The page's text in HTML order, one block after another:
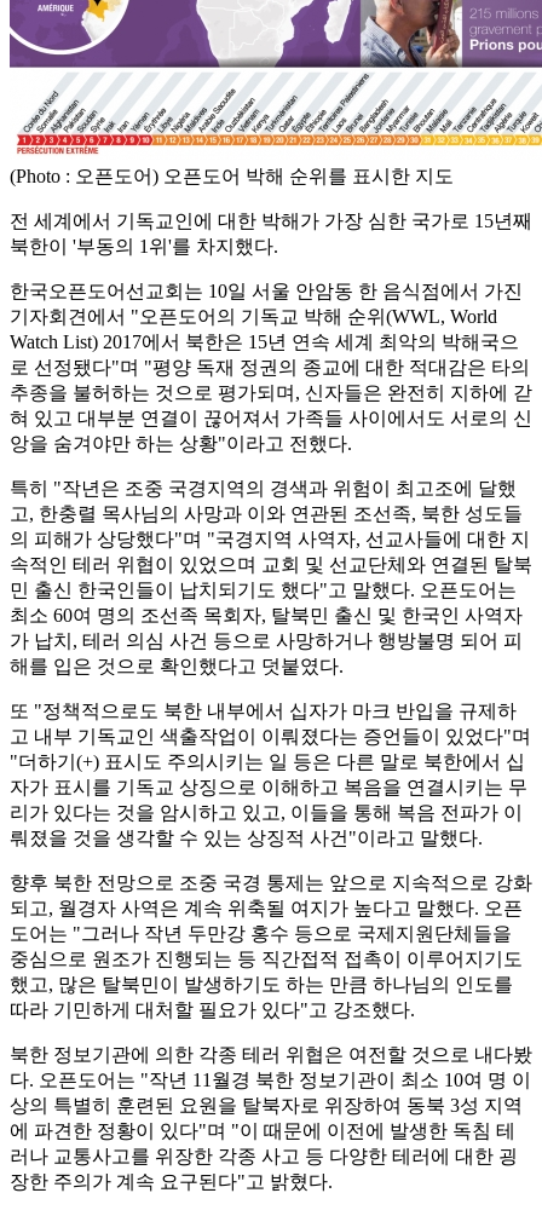
(Photo : 오픈도어) 오픈도어 박해 순위를 표시한 지도
전 세계에서 기독교인에 대한 박해가 가장 심한 국가로 15년째
북한이 '부동의 1위'를 차지했다.
한국오픈도어선교회는 10일 서울 안암동 한 음식점에서 가진
기자회견에서 "오픈도어의 기독교 박해 순위(WWL, World
Watch List) 2017에서 북한은 15년 연속 세계 최악의 박해국으
로 선정됐다"며 "평양 독재 정권의 종교에 대한 적대감은 타의
추종을 불허하는 것으로 평가되며, 신자들은 완전히 지하에 갇
혀 있고 대부분 연결이 끊어져서 가족들 사이에서도 서로의 신
앙을 숨겨야만 하는 상황"이라고 전했다.
특히 "작년은 조중 국경지역의 경색과 위험이 최고조에 달했
고, 한충렬 목사님의 사망과 이와 연관된 조선족, 북한 성도들
의 피해가 상당했다"며 "국경지역 사역자, 선교사들에 대한 지
속적인 테러 위협이 있었으며 교회 및 선교단체와 연결된 탈북
민 출신 한국인들이 납치되기도 했다"고 말했다. 오픈도어는
최소 60여 명의 조선족 목회자, 탈북민 출신 및 한국인 사역자
가 납치, 테러 의심 사건 등으로 사망하거나 행방불명 되어 피
해를 입은 것으로 확인했다고 덧붙였다.
또 "정책적으로도 북한 내부에서 십자가 마크 반입을 규제하
고 내부 기독교인 색출작업이 이뤄졌다는 증언들이 있었다"며
"더하기(+) 표시도 주의시키는 일 등은 다른 말로 북한에서 십
자가 표시를 기독교 상징으로 이해하고 복음을 연결시키는 무
리가 있다는 것을 암시하고 있고, 이들을 통해 복음 전파가 이
뤄졌을 것을 생각할 수 있는 상징적 사건"이라고 말했다.
향후 북한 전망으로 조중 국경 통제는 앞으로 지속적으로 강화
되고, 월경자 사역은 계속 위축될 여지가 높다고 말했다. 오픈
도어는 "그러나 작년 두만강 홍수 등으로 국제지원단체들을
중심으로 원조가 진행되는 등 직간접적 접촉이 이루어지기도
했고, 많은 탈북민이 발생하기도 하는 만큼 하나님의 인도를
따라 기민하게 대처할 필요가 있다"고 강조했다.
북한 정보기관에 의한 각종 테러 위협은 여전할 것으로 내다봤
다. 오픈도어는 "작년 11월경 북한 정보기관이 최소 10여 명 이
상의 특별히 훈련된 요원을 탈북자로 위장하여 동북 3성 지역
에 파견한 정황이 있다"며 "이 때문에 이전에 발생한 독침 테
러나 교통사고를 위장한 각종 사고 등 다양한 테러에 대한 굉
장한 주의가 계속 요구된다"고 밝혔다.